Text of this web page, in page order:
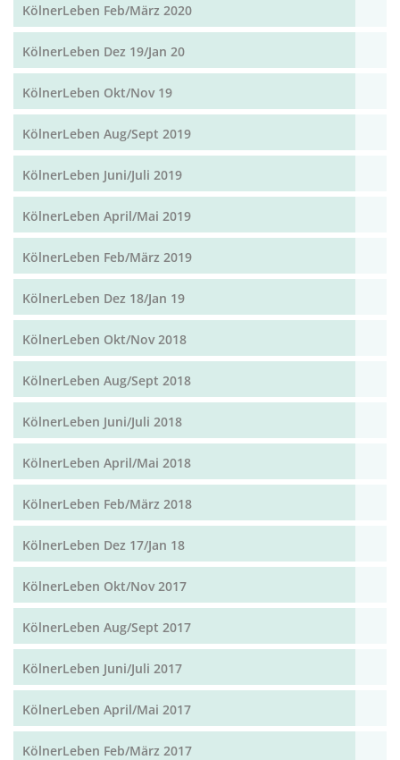
KölnerLeben Feb/März 2020
KölnerLeben Dez 19/Jan 20
KölnerLeben Okt/Nov 19
KölnerLeben Aug/Sept 2019
KölnerLeben Juni/Juli 2019
KölnerLeben April/Mai 2019
KölnerLeben Feb/März 2019
KölnerLeben Dez 18/Jan 19
KölnerLeben Okt/Nov 2018
KölnerLeben Aug/Sept 2018
KölnerLeben Juni/Juli 2018
KölnerLeben April/Mai 2018
KölnerLeben Feb/März 2018
KölnerLeben Dez 17/Jan 18
KölnerLeben Okt/Nov 2017
KölnerLeben Aug/Sept 2017
KölnerLeben Juni/Juli 2017
KölnerLeben April/Mai 2017
KölnerLeben Feb/März 2017